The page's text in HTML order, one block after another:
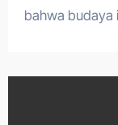
bahwa budaya